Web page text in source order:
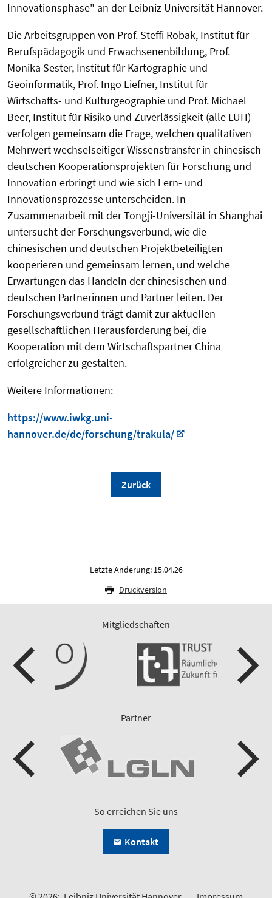
Innovationsphase" an der Leibniz Universität Hannover.
Die Arbeitsgruppen von Prof. Steffi Robak, Institut für
Berufspädagogik und Erwachsenenbildung, Prof.
Monika Sester, Institut für Kartographie und
Geoinformatik, Prof. Ingo Liefner, Institut für
Wirtschafts- und Kulturgeographie und Prof. Michael
Beer, Institut für Risiko und Zuverlässigkeit (alle LUH)
verfolgen gemeinsam die Frage, welchen qualitativen
Mehrwert wechselseitiger Wissenstransfer in chinesisch-
deutschen Kooperationsprojekten für Forschung und
Innovation erbringt und wie sich Lern- und
Innovationsprozesse unterscheiden. In
Zusammenarbeit mit der Tongji-Universität in Shanghai
untersucht der Forschungsverbund, wie die
chinesischen und deutschen Projektbeteiligten
kooperieren und gemeinsam lernen, und welche
Erwartungen das Handeln der chinesischen und
deutschen Partnerinnen und Partner leiten. Der
Forschungsverbund trägt damit zur aktuellen
gesellschaftlichen Herausforderung bei, die
Kooperation mit dem Wirtschaftspartner China
erfolgreicher zu gestalten.
Weitere Informationen:
https://www.iwkg.uni-
hannover.de/de/forschung/trakula/
Zurück
Letzte Änderung: 15.04.26
Druckversion
Mitgliedschaften
Partner
So erreichen Sie uns
Kontakt